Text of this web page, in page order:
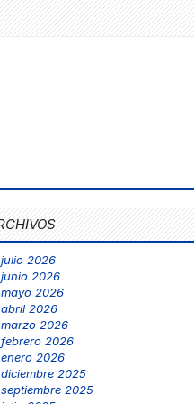
julio 2026
junio 2026
mayo 2026
abril 2026
marzo 2026
febrero 2026
enero 2026
diciembre 2025
septiembre 2025